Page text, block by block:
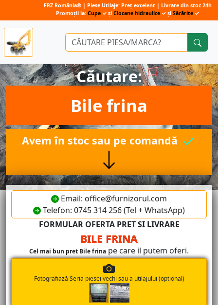
Căutare:
Bile frina
Avem în stoc sau pe comandă
Email: office@furnizorul.com
Telefon: 0745 314 256 (Tel + WhatsApp)
FORMULAR OFERTA PRET SI LIVRARE
BILE FRINA
Cel mai bun pret Bile frina pe care il putem oferi.
Fotografiază Seria piesei vechi sau a utilajului (optional)
FRZ România® | Piese Utilaje: Preț excelent | Livrare din stoc 24h
Promoții la: Cupe ✓ și Ciocane hidraulice ✓ și Sărărițe ✓